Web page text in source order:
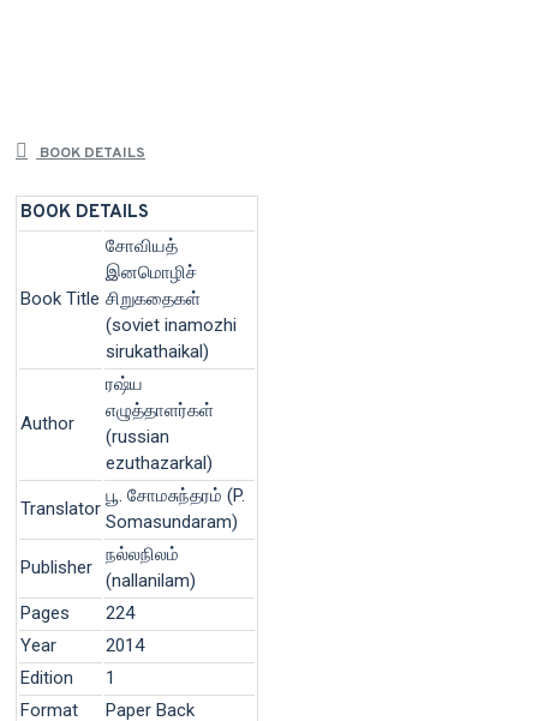
BOOK DETAILS
BOOK DETAILS
Book Title
சோவியத்
இனமொழிச்
சிறுகதைகள்
(soviet inamozhi
sirukathaikal)
Author
ரஷ்ய
எழுத்தாளர்கள்
(russian
ezuthazarkal)
Translator
பூ. சோமசுந்தரம் (P.
Somasundaram)
Publisher
நல்லநிலம்
(nallanilam)
Pages
224
Year
2014
Edition
1
Format
Paper Back